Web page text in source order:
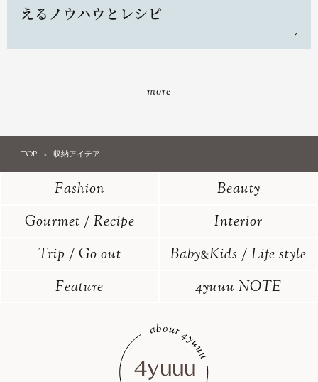
えるノウハウとレシピ
more
TOP 収納アイデア
Fashion
Beauty
Gourmet / Recipe
Interior
Trip / Go out
Baby&Kids / Life style
Feature
4yuuu NOTE